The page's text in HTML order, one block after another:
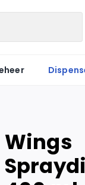
Wings